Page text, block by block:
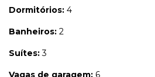
Dormitórios: 4
Banheiros: 2
Suítes:3
Vagas de garagem: 6